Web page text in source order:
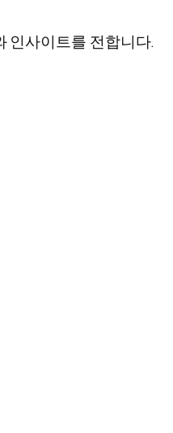
인사이트를 전합니다.